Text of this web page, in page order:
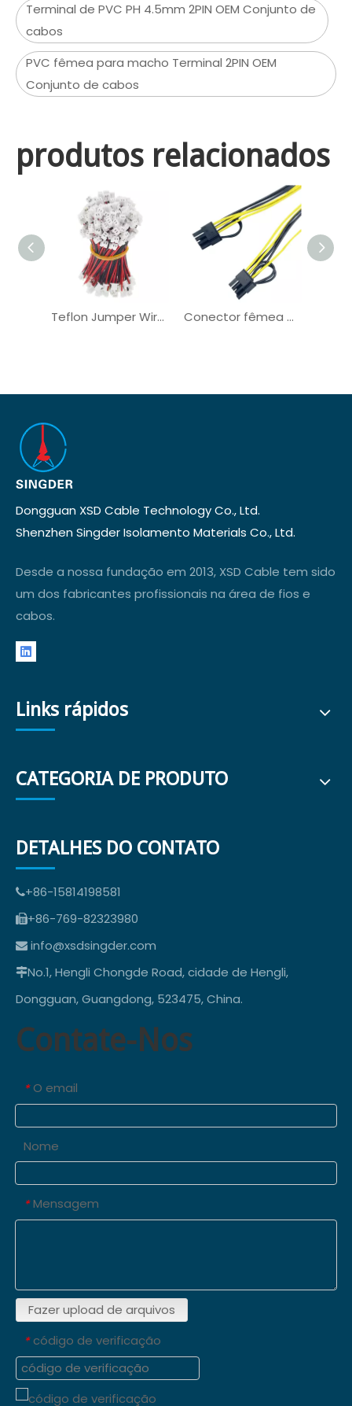
Terminal de PVC PH 4.5mm 2PIN OEM Conjunto de
cabos
PVC fêmea para macho Terminal 2PIN OEM
Conjunto de cabos
produtos relacionados
Teflon Jumper Wire PVC Terminal Bateria OEM Conjunto de cabos Conector fêmea de PVC PH4.2mm Mini GPU Chicote elétrico personalizado
Dongguan XSD Cable Technology Co., Ltd.
Shenzhen Singder Isolamento Materials Co., Ltd.
Desde a nossa fundação em 2013, XSD Cable tem sido
um dos fabricantes profissionais na área de fios e
cabos.
Links rápidos
CATEGORIA DE PRODUTO
DETALHES DO CONTATO
+86-15814198581
+86-769-82323980
 info@xsdsingder.com
No.1, Hengli Chongde Road, cidade de Hengli,
Dongguan, Guangdong, 523475, China.
Contate-Nos
* O email
Nome
* Mensagem
Fazer upload de arquivos
* código de verificação